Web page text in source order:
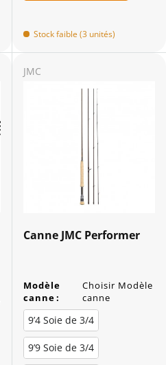
Stock faible (3 unités)
JMC
Canne JMC Performer
Modèle
canne:
Choisir Modèle
canne
9’4 Soie de 3/4
9’9 Soie de 3/4